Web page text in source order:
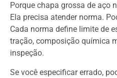
Porque chapa grossa de aço
Ela precisa atender norma.
Cada norma define limite de
tração, composição química
inspeção.
Se você especificar errado,